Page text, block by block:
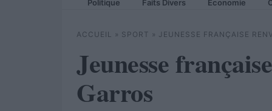
Politique Faits Divers Economie
ACCUEIL » SPORT » JEUNESSE FRANÇAISE
Jeunesse
Garros